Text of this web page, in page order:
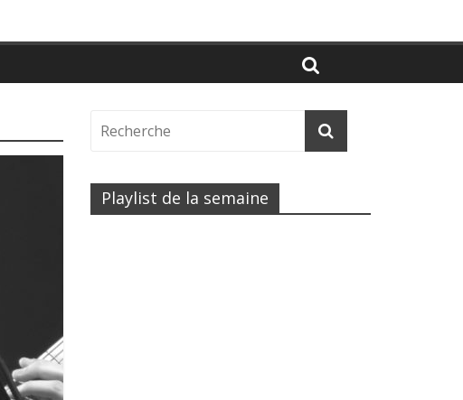
Playlist de la semaine